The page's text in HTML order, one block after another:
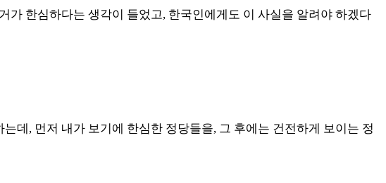
가 한심하다는 생각이 들었고, 한국인에게도 이 사실을 알려야 하겠다
는데 , 먼저 내가 보기에 한심한 정당들을, 그 후에는 건전하게 보이는 정